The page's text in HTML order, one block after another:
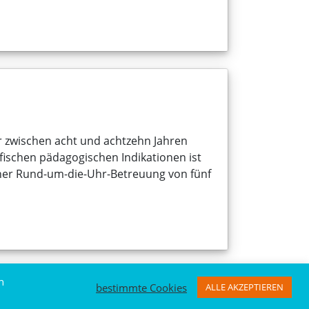
acht und achtzehn Jahren
pädagogischen Indikationen ist
Rund-um-die-Uhr-Betreuung von fünf
bestimmte Cookies ALLE AKZEPTIEREN
Impressum Icons by icons8